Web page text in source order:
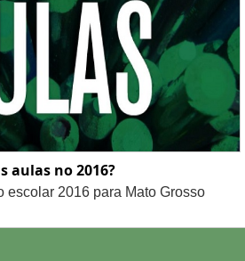
aulas no 2016?
escolar 2016 para Mato Grosso